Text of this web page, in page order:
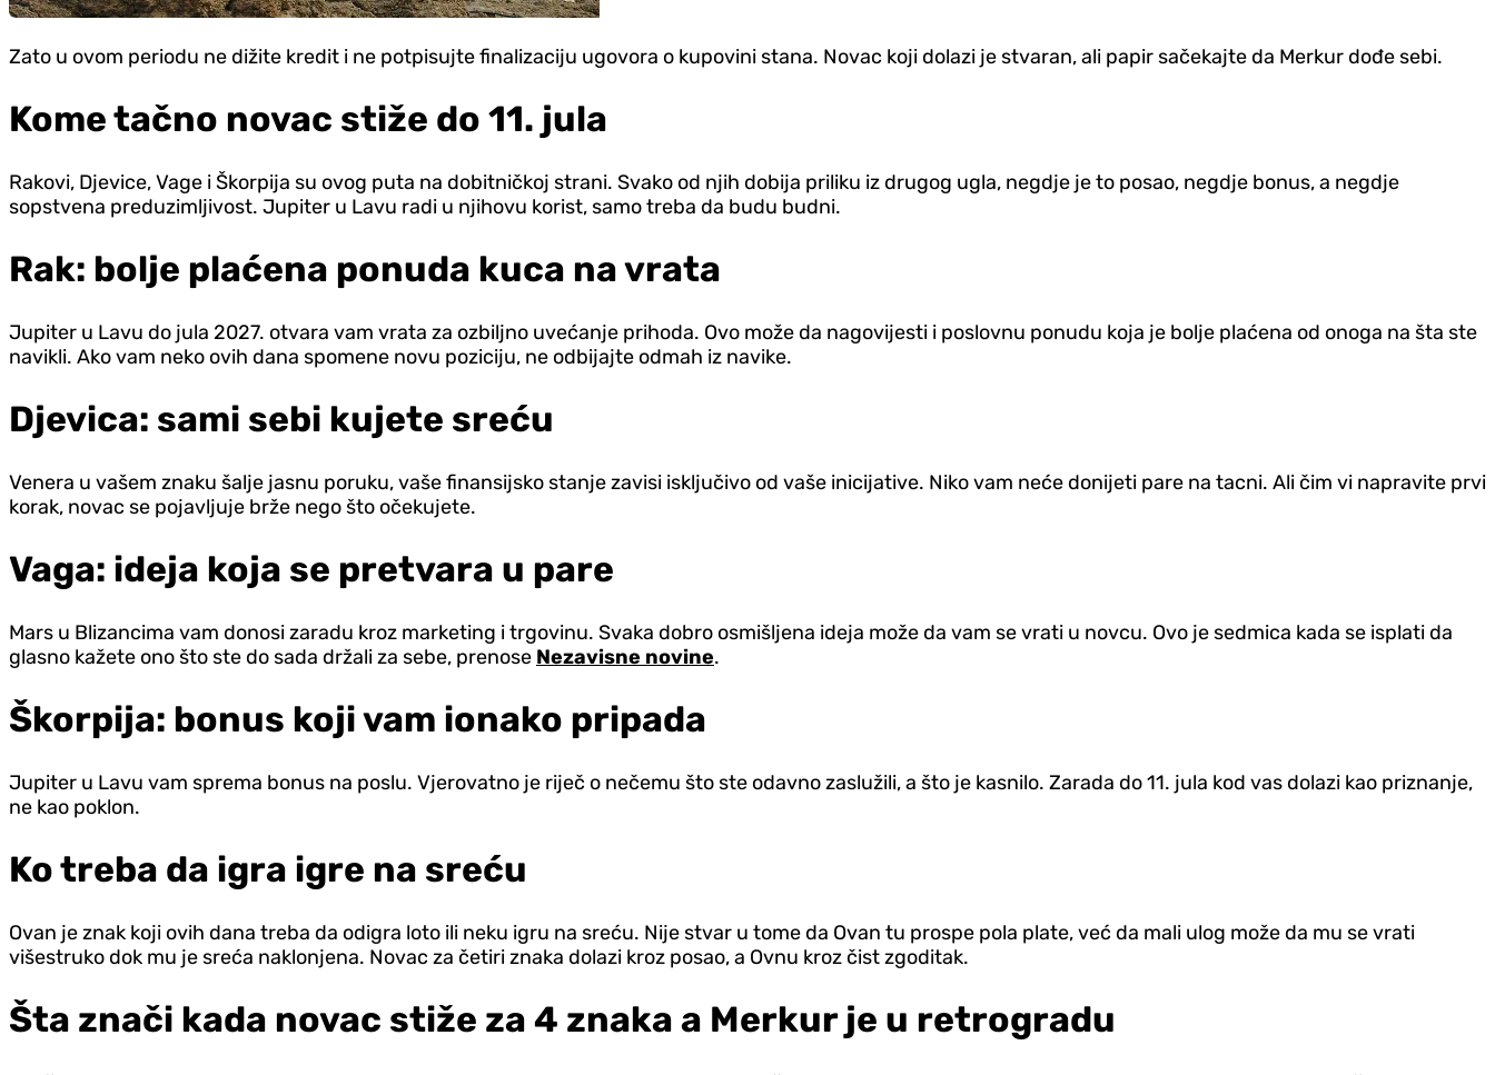
Zato u ovom periodu ne dižite kredit i ne potpisujte finalizaciju ugovora o kupovini stana. Novac koji dolazi je stvaran, ali papir sačekajte da Merkur dođe sebi.
Kome tačno novac stiže do 11. jula
Rakovi, D‌jevice, Vage i Škorpija su ovog puta na dobitničkoj strani. Svako od njih dobija priliku iz drugog ugla, negd‌je je to posao, negd‌je bonus, a negd‌je
sopstvena preduzimljivost. Jupiter u Lavu radi u njihovu korist, samo treba da budu budni.
Rak: bolje plaćena ponuda kuca na vrata
Jupiter u Lavu do jula 2027. otvara vam vrata za ozbiljno uvećanje prihoda. Ovo može da nagovijesti i poslovnu ponudu koja je bolje plaćena od onoga na šta ste
navikli. Ako vam neko ovih dana spomene novu poziciju, ne odbijajte odmah iz navike.
D‌jevica: sami sebi kujete sreću
Venera u vašem znaku šalje jasnu poruku, vaše finansijsko stanje zavisi isključivo od vaše inicijative. Niko vam neće donijeti pare na tacni. Ali čim vi napravite prvi
korak, novac se pojavljuje brže nego što očekujete.
Vaga: ideja koja se pretvara u pare
Mars u Blizancima vam donosi zaradu kroz marketing i trgovinu. Svaka dobro osmišljena ideja može da vam se vrati u novcu. Ovo je sedmica kada se isplati da
glasno kažete ono što ste do sada držali za sebe, prenose Nezavisne novine.
Škorpija: bonus koji vam ionako pripada
Jupiter u Lavu vam sprema bonus na poslu. Vjerovatno je riječ o nečemu što ste odavno zaslužili, a što je kasnilo. Zarada do 11. jula kod vas dolazi kao priznanje,
ne kao poklon.
Ko treba da igra igre na sreću
Ovan je znak koji ovih dana treba da odigra loto ili neku igru na sreću. Nije stvar u tome da Ovan tu prospe pola plate, već da mali ulog može da mu se vrati
višestruko dok mu je sreća naklonjena. Novac za četiri znaka dolazi kroz posao, a Ovnu kroz čist zgoditak.
Šta znači kada novac stiže za 4 znaka a Merkur je u retrogradu